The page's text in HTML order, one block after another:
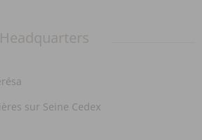
Headquarters
sur Seine Cedex